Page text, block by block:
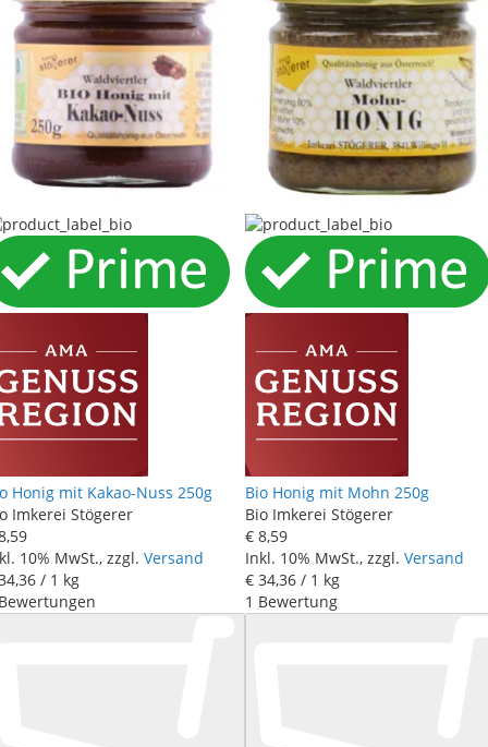
Honig mit Kakao-Nuss 250g
Imkerei Stögerer
,59
10% MwSt., zzgl. Versand
,36 / 1 kg
Bio Honig mit Mohn 250g
Bio Imkerei Stögerer
€ 8,59
Inkl. 10% MwSt., zzgl. Versand
€ 34,36 / 1 kg
1 Bewertung